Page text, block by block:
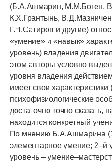
(Б.А.Ашмарин, М.М.Боген,
К.Х.Грантынь,
Г.Н.Сатиров и дру­гие)
«умение» и «навык»
уровень) владения
этом авторы условно
уровня владения
имеет свои характеристики
психофизиологические
достаточно точно ска­зать,
находится кон­кретный
По мнению Б.А.Ашмарина
элементарное умение; 2–й
уровень –